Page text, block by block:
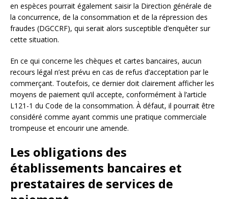
en espèces pourrait également saisir la Direction générale de
la concurrence, de la consommation et de la répression des
fraudes (DGCCRF), qui serait alors susceptible d’enquêter sur
cette situation.
En ce qui concerne les chèques et cartes bancaires, aucun
recours légal n’est prévu en cas de refus d’acceptation par le
commerçant. Toutefois, ce dernier doit clairement afficher les
moyens de paiement qu’il accepte, conformément à l’article
L121-1 du Code de la consommation. À défaut, il pourrait être
considéré comme ayant commis une pratique commerciale
trompeuse et encourir une amende.
Les obligations des
établissements bancaires et
prestataires de services de